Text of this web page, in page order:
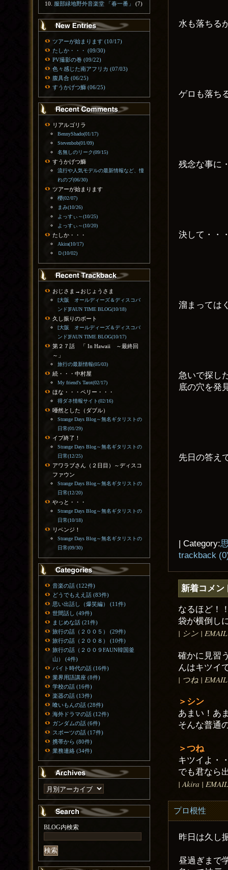
水も落ちる
ゲロも落ち
残念な事に
決して・・
溜まっては
急いで探し
底の穴を発
先日の答え
| Category:
trackback
新着コメン
なるほど！
袋が横倒し
| シン |
確かに見習
んはキツ
| つね |
＞シン
あまい！あ
そんな普通
＞つね
キツイよ・
でも君なら
| Akira |
プロ根性
昨日は久し
昼過ぎまで
服部緑地野外音楽堂 「春一番」
(7)
ツアーが始まります (10/17)
たしか・・・ (09/30)
PV撮影の巻 (09/22)
色々感じた南アフリカ (07/03)
腹具合 (06/25)
すうかげつ鰤 (06/25)
リアルゴリラ
BennyShado(01/17)
Stevenbob(01/09)
名無しのリーク(09/15)
すうかげつ鰤
流行や人気モデルの最新情報など、憧
れのブ(06/30)
ツアーが始まります
櫻(02/07)
まみ(10/26)
よっすぃ～(10/25)
よっすぃ～(10/20)
たしか・・・
Akira(10/17)
Ｄ(10/02)
おじさま→おじょうさま
[大阪 オールディーズ＆ディスコバ
ンド]FAUN TIME BLOG(10/18)
久し振りのボート
[大阪 オールディーズ＆ディスコバ
ンド]FAUN TIME BLOG(10/17)
第２７話 「 In Hawaii ～最終回
～」
旅行の最新情報(05/03)
続・・・中村屋
My friend's Tarot(02/17)
ほな・・・ペリー・・・
得ダネ情報サイト(02/16)
唖然とした（ダブル）
Strange Days Blog～無名ギタリストの
日常(01/29)
イブ終了！
Strange Days Blog～無名ギタリストの
日常(12/25)
アワラブさん（２日目）～ディスコ
ファウン
Strange Days Blog～無名ギタリストの
日常(12/20)
やっと・・・
Strange Days Blog～無名ギタリストの
日常(10/18)
リベンジ！
Strange Days Blog～無名ギタリストの
日常(09/30)
音楽の話 (122件)
どうでもええ話 (83件)
思い出話し（爆笑編） (11件)
世間話し (49件)
まじめな話 (21件)
旅行の話（２００５） (29件)
旅行の話（２００８） (10件)
旅行の話（２００９FAUN韓国釜
山） (4件)
バイト時代の話 (16件)
業界用語講座 (8件)
学校の話 (16件)
楽器の話 (13件)
喰いもんの話 (28件)
海外ドラマの話 (12件)
ガンダムの話 (6件)
スポーツの話 (17件)
携帯から (80件)
業務連絡 (34件)
BLOG内検索